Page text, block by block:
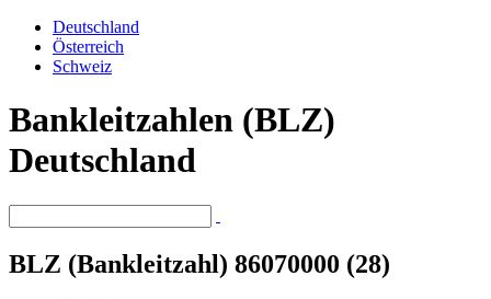
Deutschland
Österreich
Schweiz
Bankleitzahlen (BLZ)
Deutschland
BLZ (Bankleitzahl) 86070000 (28)